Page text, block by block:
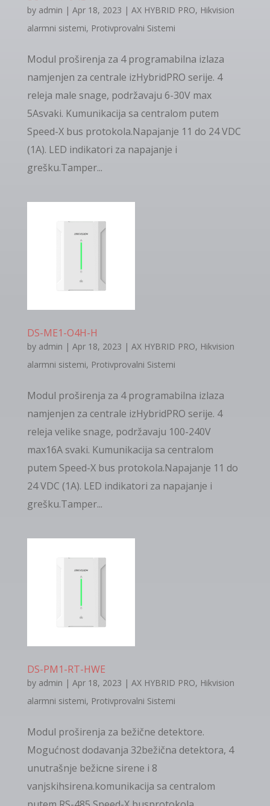
by admin | Apr 18, 2023 | AX HYBRID PRO, Hikvision
alarmni sistemi, Protivprovalni Sistemi
Modul proširenja za 4 programabilna izlaza
namjenjen za centrale izHybridPRO serije. 4
releja male snage, podržavaju 6-30V max
5Asvaki. Kumunikacija sa centralom putem
Speed-X bus protokola.Napajanje 11 do 24 VDC
(1A). LED indikatori za napajanje i
grešku.Tamper...
DS-ME1-O4H-H
by admin | Apr 18, 2023 | AX HYBRID PRO, Hikvision
alarmni sistemi, Protivprovalni Sistemi
Modul proširenja za 4 programabilna izlaza
namjenjen za centrale izHybridPRO serije. 4
releja velike snage, podržavaju 100-240V
max16A svaki. Kumunikacija sa centralom
putem Speed-X bus protokola.Napajanje 11 do
24 VDC (1A). LED indikatori za napajanje i
grešku.Tamper...
DS-PM1-RT-HWE
by admin | Apr 18, 2023 | AX HYBRID PRO, Hikvision
alarmni sistemi, Protivprovalni Sistemi
Modul proširenja za bežične detektore.
Mogućnost dodavanja 32bežična detektora, 4
unutrašnje bežicne sirene i 8
vanjskihsirena.komunikacija sa centralom